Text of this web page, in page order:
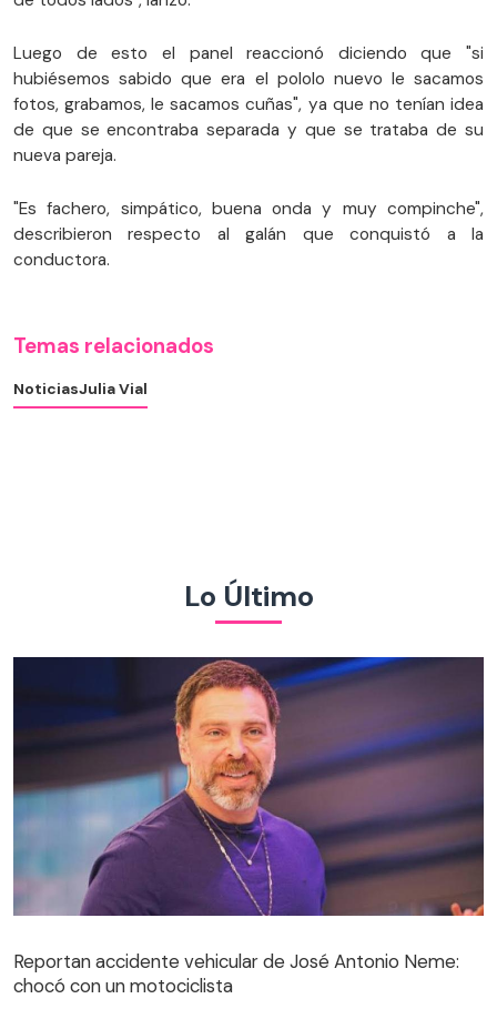
Luego de esto el panel reaccionó diciendo que "si
hubiésemos sabido que era el pololo nuevo le sacamos
fotos, grabamos, le sacamos cuñas", ya que no tenían idea
de que se encontraba separada y que se trataba de su
nueva pareja.
"Es fachero, simpático, buena onda y muy compinche",
describieron respecto al galán que conquistó a la
conductora.
Temas relacionados
NoticiasJulia Vial
Lo Último
Reportan accidente vehicular de José Antonio Neme:
chocó con un motociclista